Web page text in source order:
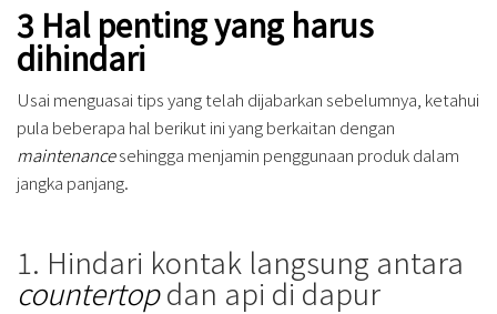
3 Hal penting yang harus
dihindari
Usai menguasai tips yang telah dijabarkan sebelumnya, ketahui
pula beberapa hal berikut ini yang berkaitan dengan
maintenancesehingga menjamin penggunaan produk dalam
jangka panjang.
1. Hindari kontak langsung antara
countertopdan api di dapur